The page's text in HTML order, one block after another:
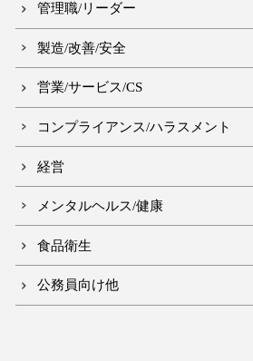
管理職/リーダー
製造/改善/安全
営業/サービス/CS
コンプライアンス/ハラスメント
経営
メンタルヘルス/健康
食品衛生
公務員向け他